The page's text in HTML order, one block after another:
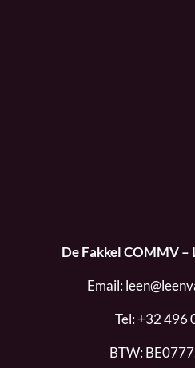
De Fakkel COMMV –
Email:
Tel:+32 496
BTW: